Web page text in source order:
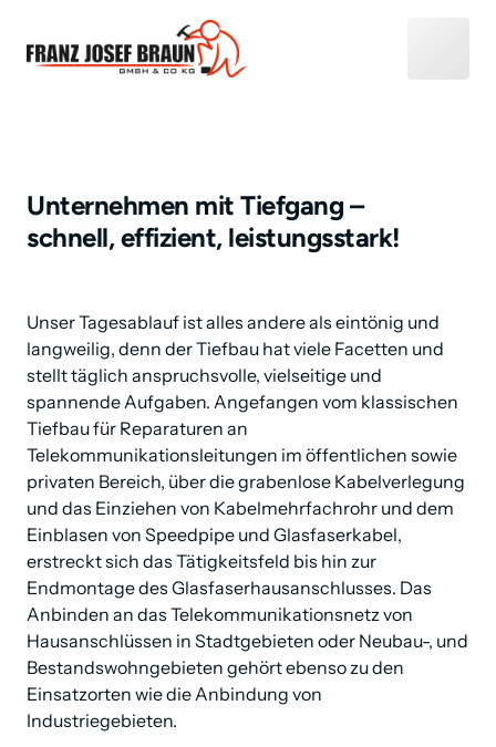
Unternehmen mit Tiefgang –
schnell, effizient, leistungsstark!
Unser Tagesablauf ist alles andere als eintönig und
langweilig, denn der Tiefbau hat viele Facetten und
stellt täglich anspruchsvolle, vielseitige und
spannende Aufgaben. Angefangen vom klassischen
Tiefbau für Reparaturen an
Telekommunikationsleitungen im öffentlichen sowie
privaten Bereich, über die grabenlose Kabelverlegung
und das Einziehen von Kabelmehrfachrohr und dem
Einblasen von Speedpipe und Glasfaserkabel,
erstreckt sich das Tätigkeitsfeld bis hin zur
Endmontage des Glasfaserhausanschlusses. Das
Anbinden an das Telekommunikationsnetz von
Hausanschlüssen in Stadtgebieten oder Neubau-, und
Bestandswohngebieten gehört ebenso zu den
Einsatzorten wie die Anbindung von
Industriegebieten.